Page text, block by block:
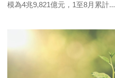
模為4兆9,821億元，1至8月累計...